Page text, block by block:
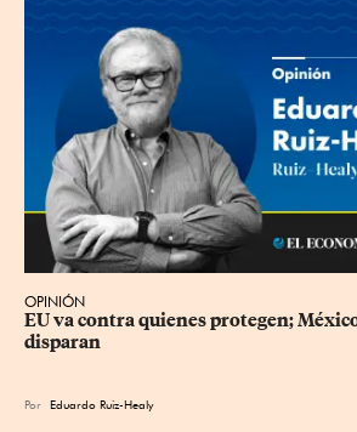
OPINIÓN
EU va contra quienes protegen;
disparan
Por Eduardo Ruiz-Healy